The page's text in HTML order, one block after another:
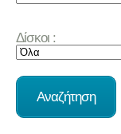
Δίσκοι :